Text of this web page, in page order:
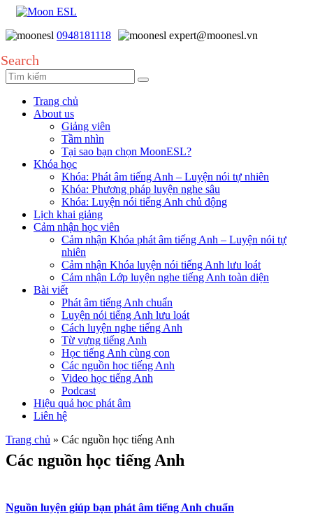
0948181118 expert@moonesl.vn
Search
Trang chủ
About us
Giảng viên
Tầm nhìn
Tại sao bạn chọn MoonESL?
Khóa học
Khóa: Phát âm tiếng Anh – Luyện nói tự nhiên
Khóa: Phương pháp luyện nghe sâu
Khóa: Luyện nói tiếng Anh chủ động
Lịch khai giảng
Cảm nhận học viên
Cảm nhận Khóa phát âm tiếng Anh – Luyện nói tự
nhiên
Cảm nhận Khóa luyện nói tiếng Anh lưu loát
Cảm nhận Lớp luyện nghe tiếng Anh toàn diện
Bài viết
Phát âm tiếng Anh chuẩn
Luyện nói tiếng Anh lưu loát
Cách luyện nghe tiếng Anh
Từ vựng tiếng Anh
Học tiếng Anh cùng con
Các nguồn học tiếng Anh
Video học tiếng Anh
Podcast
Hiệu quả học phát âm
Liên hệ
Trang chủ » Các nguồn học tiếng Anh
Các nguồn học tiếng Anh
Nguồn luyện giúp bạn phát âm tiếng Anh chuẩn